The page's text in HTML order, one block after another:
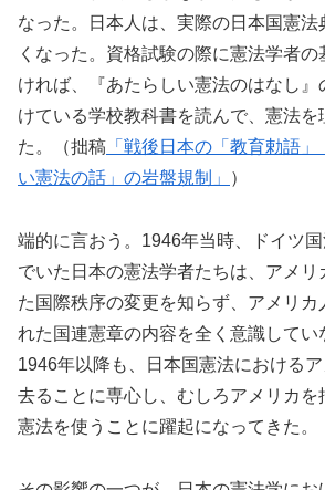
なった。日本人は、実際の日本国憲法
くなった。資格試験の際に憲法学者
ければ、『あたらしい憲法のはなし
けている学校教科書を読んで、憲法を
た。（拙稿 「戦後日本の「教育勅語
い憲法の話」の岩盤規制」
）
端的に言おう。1946年当時、ドイツ
でいた日本の憲法学者たちは、アメリ
た国際秩序の変更を知らず、アメリカ
れた国連憲章の内容を全く意識してい
1946年以降も、日本国憲法における
去ることに専心し、むしろアメリカを
憲法を使うことに躍起になってきた。